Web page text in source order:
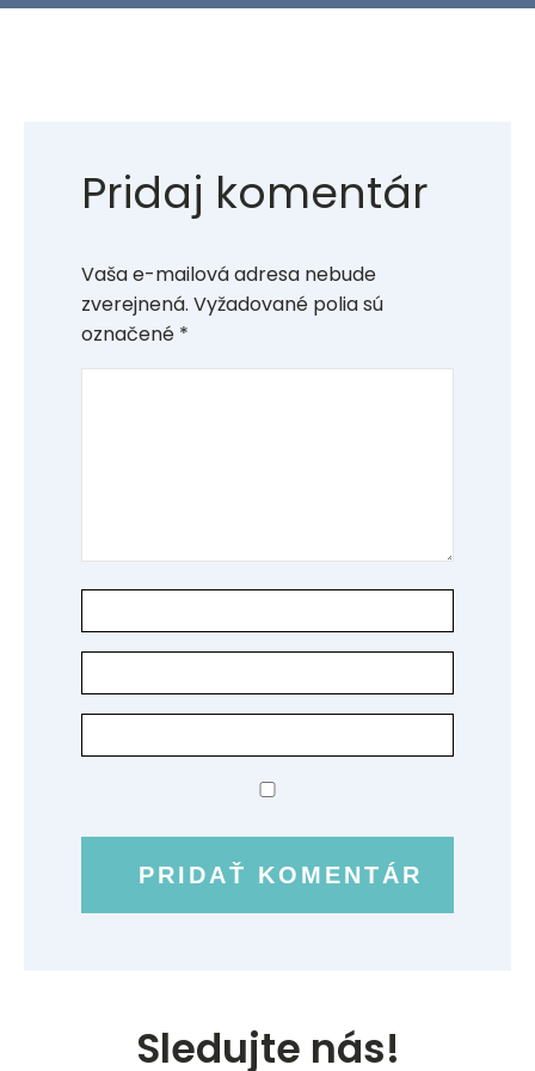
Pridaj komentár
Vaša e-mailová adresa nebude
zverejnená. Vyžadované polia sú
označené *
Sledujte nás!